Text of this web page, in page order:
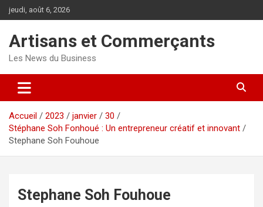
Aller
au
jeudi, août 6, 2026
Artisans et Commerçants
Les News du Business
Accueil 2023 janvier
30
Stéphane Soh Fonhoué : Un entrepreneur créatif et innovant
Stephane Soh Fouhoue
Stephane Soh Fouhoue